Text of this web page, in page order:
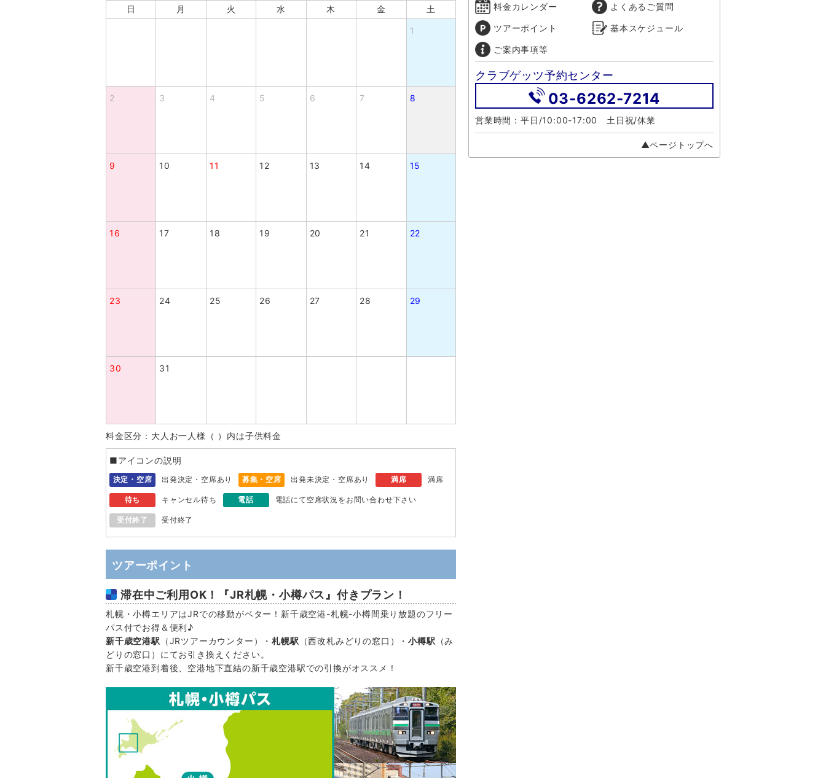
日 月 火 水 木 金 土
1
2 3 4 5 6 7 8
9 10 11 12 13 14 15
16 17 18 19 20 21 22
23 24 25 26 27 28 29
30 31
料金区分：大人お一人様（ ）内は子供料金
■アイコンの説明
決定・空席 出発決定・空席あり 募集・空席 出発未決定・空席あり 満席 満席
待ち キャンセル待ち 電話 電話にて空席状況をお問い合わせ下さい
受付終了 受付終了
ツアーポイント
滞在中ご利用OK！『JR札幌・小樽パス』付きプラン！
札幌・小樽エリアはJRでの移動がベター！新千歳空港-札幌-小樽間乗り放題のフリー
パス付でお得＆便利♪
新千歳空港駅
（JRツアーカウンター）・札幌駅 （西改札みどりの窓口）・小樽駅 （み
どりの窓口）にてお引き換えください。
新千歳空港到着後、空港地下直結の新千歳空港駅での引換がオススメ！
料金カレンダー よくあるご質問
ツアーポイント 基本スケジュール
ご案内事項等
クラブゲッツ予約センター
03-6262-7214
営業時間：平日/10:00-17:00 土日祝/休業
▲ページトップへ